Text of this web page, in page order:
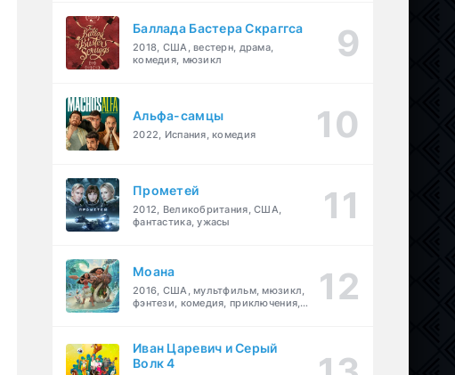
Баллада Бастера Скраггса
2018, США, вестерн, драма,
комедия, мюзикл
Альфа-самцы
2022, Испания, комедия
Прометей
2012, Великобритания, США,
фантастика, ужасы
Моана
2016, США, мультфильм, мюзикл,
фэнтези, комедия, приключения,
Иван Царевич и Серый
Волк 4